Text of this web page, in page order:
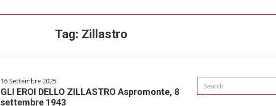
Tag: Zillastro
16 Settembre 2025
GLI EROI DELLO ZILLASTRO Aspromonte, 8
settembre 1943
Search
for: